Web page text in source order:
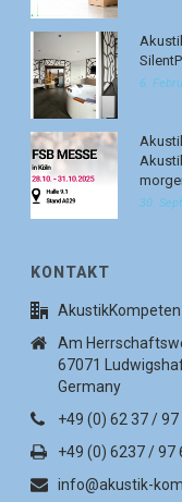
6.
30.
KONTAKT
Am
67071
Germany
+49 (0) 62 37 / 97
+49 (0) 6237 / 97
info@akustik-